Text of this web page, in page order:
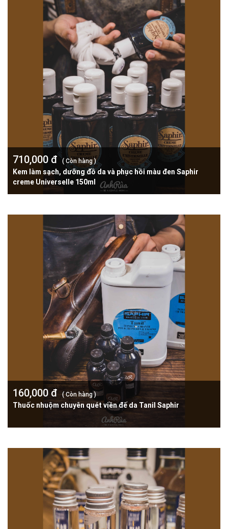
710,000 đ( Còn hàng )
Kem làm sạch, dưỡng đồ da và phục hồi màu đen Saphir
creme Universelle 150ml
160,000 đ( Còn hàng )
Thuốc nhuộm chuyên quét viền đế da Tanil Saphir